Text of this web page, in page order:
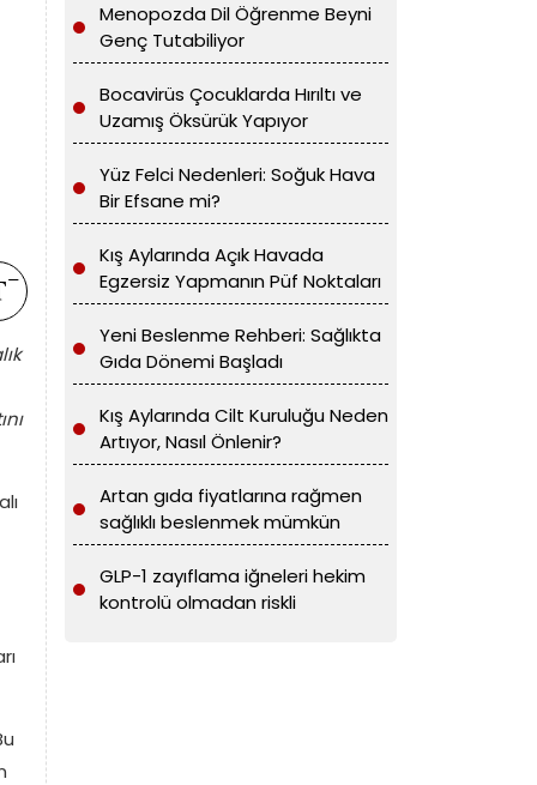
Menopozda Dil Öğrenme Beyni
Genç Tutabiliyor
Bocavirüs Çocuklarda Hırıltı ve
Uzamış Öksürük Yapıyor
Yüz Felci Nedenleri: Soğuk Hava
Bir Efsane mi?
Kış Aylarında Açık Havada
Egzersiz Yapmanın Püf Noktaları
Yeni Beslenme Rehberi: Sağlıkta
Gıda Dönemi Başladı
Kış Aylarında Cilt Kuruluğu Neden
Artıyor, Nasıl Önlenir?
Artan gıda fiyatlarına rağmen
sağlıklı beslenmek mümkün
GLP-1 zayıflama iğneleri hekim
kontrolü olmadan riskli